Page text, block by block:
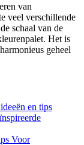
van
veel verschillende
schaal van de
Het is
geheel
en tips
Voor